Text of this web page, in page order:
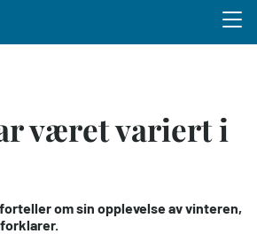
været variert i
om sin opplevelse av vinteren,